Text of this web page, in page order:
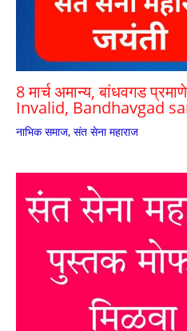
8 मार्च अमान्य, बांधवगड
Invalid, Bandhavgad
नाभिक समाज, संत सेना महाराज